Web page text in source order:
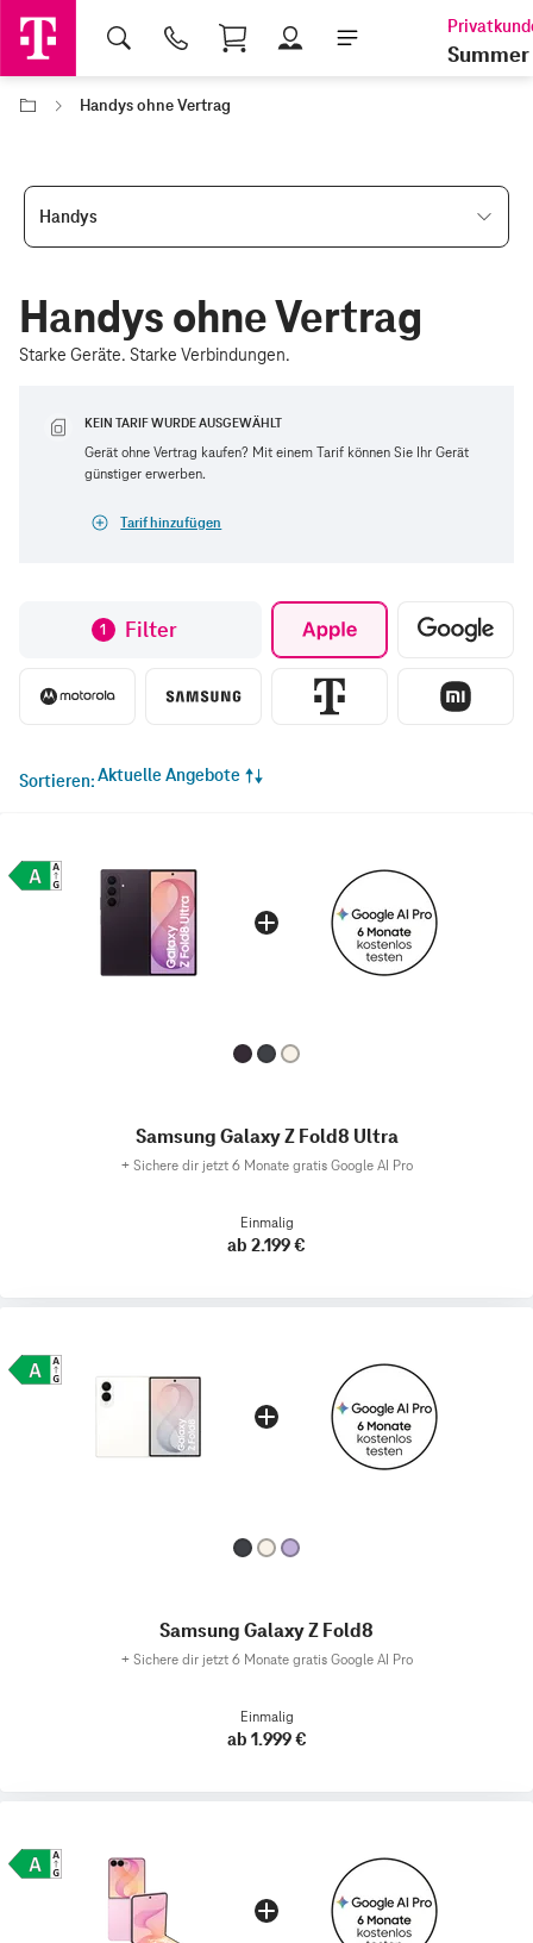
Shopping Cart
Summer
Handys ohne Vertrag
Handys
Handys ohne Vertrag
Starke Geräte. Starke Verbindungen.
KEIN TARIF WURDE AUSGEWÄHLT
Gerät ohne Vertrag kaufen? Mit einem Tarif können Sie Ihr Gerät
günstiger erwerben.
Tarif hinzufügen
1 Filter
Sortieren Aktuelle Angebote
Samsung Galaxy Z Fold8 Ultra
+ Sichere dir jetzt 6 Monate gratis Google AI Pro
Einmalig
ab 2.199 €
Samsung Galaxy Z Fold8
+ Sichere dir jetzt 6 Monate gratis Google AI Pro
Einmalig
ab 1.999 €